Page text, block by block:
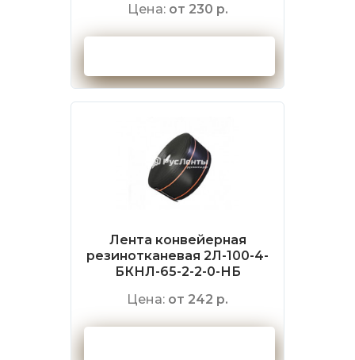
Цена: от 230 р.
Лента конвейерная
резинотканевая 2Л-100-4-
БКНЛ-65-2-2-0-НБ
Цена: от 242 р.